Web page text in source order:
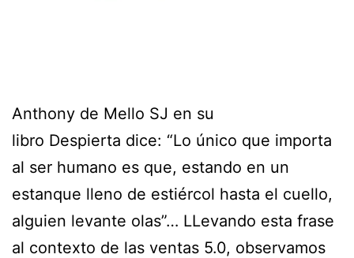
Anthony de Mello SJ en su
libro Despierta dice: “Lo único que importa
al ser humano es que, estando en un
estanque lleno de estiércol hasta el cuello,
alguien levante olas”… LLevando esta frase
al contexto de las ventas 5.0, observamos